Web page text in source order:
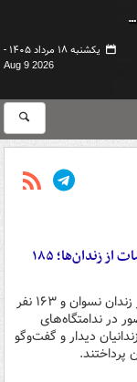
یکشنبه ۱۸ مرداد ۱۴۰۵ -
Aug 9 2026
بازدید دادستان تهران و قضات از زندان‌ها؛ ۱۸۵
دادستان تهران، با حضور در زندان نسوان و ۱۶۳ نفر
در ندامتگاه‌های
دیدار و گفت‌وگو